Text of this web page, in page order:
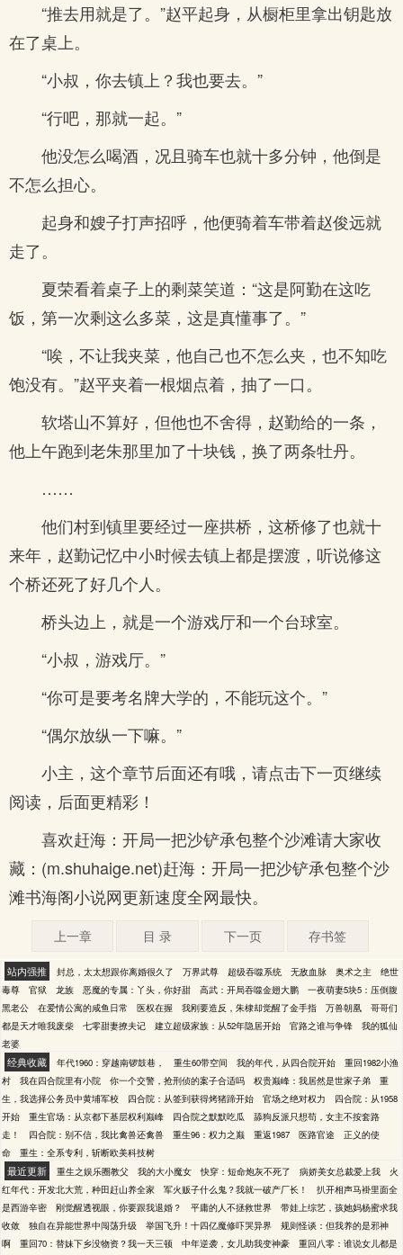
“推去用就是了。”赵平起身，从橱柜里拿出钥匙放
在了桌上。
“小叔，你去镇上？我也要去。”
“行吧，那就一起。”
他没怎么喝酒，况且骑车也就十多分钟，他倒是
不怎么担心。
起身和嫂子打声招呼，他便骑着车带着赵俊远就
走了。
夏荣看着桌子上的剩菜笑道：“这是阿勤在这吃
饭，第一次剩这么多菜，这是真懂事了。”
“唉，不让我夹菜，他自己也不怎么夹，也不知吃
饱没有。”赵平夹着一根烟点着，抽了一口。
软塔山不算好，但他也不舍得，赵勤给的一条，
他上午跑到老朱那里加了十块钱，换了两条牡丹。
……
他们村到镇里要经过一座拱桥，这桥修了也就十
来年，赵勤记忆中小时候去镇上都是摆渡，听说修这
个桥还死了好几个人。
桥头边上，就是一个游戏厅和一个台球室。
“小叔，游戏厅。”
“你可是要考名牌大学的，不能玩这个。”
“偶尔放纵一下嘛。”
小主，这个章节后面还有哦，请点击下一页继续
阅读，后面更精彩！
喜欢赶海：开局一把沙铲承包整个沙滩请大家收
藏：(m.shuhaige.net)赶海：开局一把沙铲承包整个沙
滩书海阁小说网更新速度全网最快。
上一章 目 录 下一页 存书签
站内强推 封总，太太想跟你离婚很久了 万界武尊 超级吞噬系统 无敌血脉 奥术之主
绝世
毒尊
官狱 龙族 恶魔的专属：丫头，你好甜 高武：开局吞噬金翅大鹏
一夜萌妻5块5：压倒腹
黑老公
在爱情公寓的咸鱼日常 医权在握 我刚要造反，朱棣却觉醒了金手指 万兽朝凰
哥哥们
都是天才唯我废柴
七零甜妻撩夫记 建立超级家族：从52年隐居开始 官路之谁与争锋
我的狐仙
老婆
经典收藏 年代1960：穿越南锣鼓巷， 重生60带空间 我的年代，从四合院开始
重回1982小渔
村
我在四合院里有小院 你一个交警，抢刑侦的案子合适吗 权贵巅峰：我居然是世家子弟
重
生，我选择公务员中黄埔军校
四合院：从签到获得烤猪蹄开始 官场之绝对权力
四合院：从1958
开始
重生官场：从京都下基层权利巅峰 四合院之默默吃瓜
舔狗反派只想苟，女主不按套路
走！
四合院：别不信，我比禽兽还禽兽 重生96：权力之巅 重返1987 医路官途
正义的使
命
重生：全系专利，斩断欧美科技树
最近更新 重生之娱乐圈教父 我的大小魔女 快穿：短命炮灰不死了 病娇美女总裁爱上我
火
红年代：开发北大荒，种田赶山养全家
军火贩子什么鬼？我就一破产厂长！
扒开相声马褂里面全
是西游辛密
刚觉醒透视眼，你要跟我退婚？ 平庸的人不拯救世界
带娃上综艺，孩她妈杨蜜求我
收敛
独自在异能世界中闯荡升级 举国飞升！十四亿魔修吓哭异界
规则怪谈：但我养的是邪神
啊
重回70：替妹下乡没物资？我一天三顿 中年逆袭，女儿助我变神豪 重回八零：谁说女儿都是